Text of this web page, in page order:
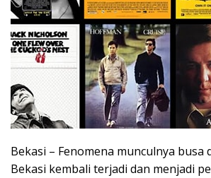
Bekasi – Fenomena munculnya busa
Bekasi kembali terjadi dan menjadi